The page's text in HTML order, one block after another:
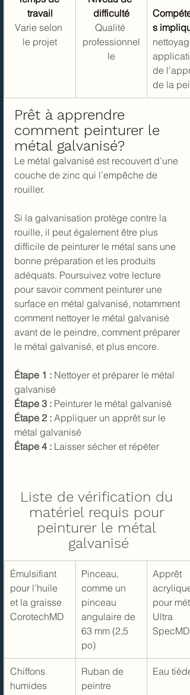
travail
Varie selon
le projet
difficulté
Qualité
professionnel
le
s
de
de la
Prêt à apprendre
comment peinturer le
métal galvanisé?
Le métal galvanisé est recouvert d’une
couche de zinc qui l’empêche de
rouiller.
Si la galvanisation protège contre la
rouille, il peut également être plus
difficile de peinturer le métal sans une
bonne préparation et les produits
adéquats. Poursuivez votre lecture
pour savoir comment peinturer une
surface en métal galvanisé, notamment
comment nettoyer le métal galvanisé
avant de le peindre, comment préparer
le métal galvanisé, et plus encore.
Étape 1 : Nettoyer et préparer le métal
galvanisé
Étape 3 : Peinturer le métal galvanisé
Étape 2 : Appliquer un apprêt sur le
métal galvanisé
Étape 4 : Laisser sécher et répéter
Liste de vérification du
matériel requis pour
peinturer le métal
galvanisé
Émulsifiant
pour l’huile
et la graisse
CorotechMD
Pinceau,
comme un
pinceau
angulaire de
63 mm (2,5
po)
Apprêt
acrylique
pour
Ultra
SpecMD
Chiffons
humides
Ruban de
peintre
Eau tiède